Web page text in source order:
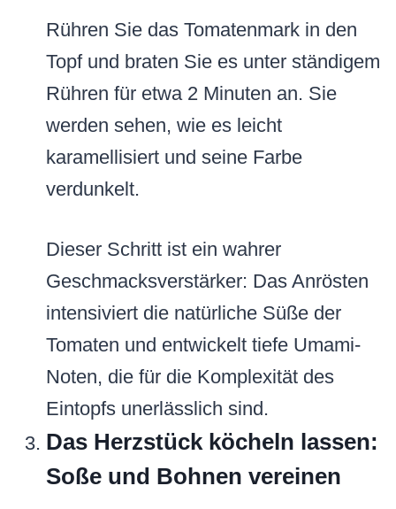
Rühren Sie das Tomatenmark in den
Topf und braten Sie es unter ständigem
Rühren für etwa 2 Minuten an. Sie
werden sehen, wie es leicht
karamellisiert und seine Farbe
verdunkelt.
Dieser Schritt ist ein wahrer
Geschmacksverstärker: Das Anrösten
intensiviert die natürliche Süße der
Tomaten und entwickelt tiefe Umami-
Noten, die für die Komplexität des
Eintopfs unerlässlich sind.
Das Herzstück köcheln lassen:
Soße und Bohnen vereinen